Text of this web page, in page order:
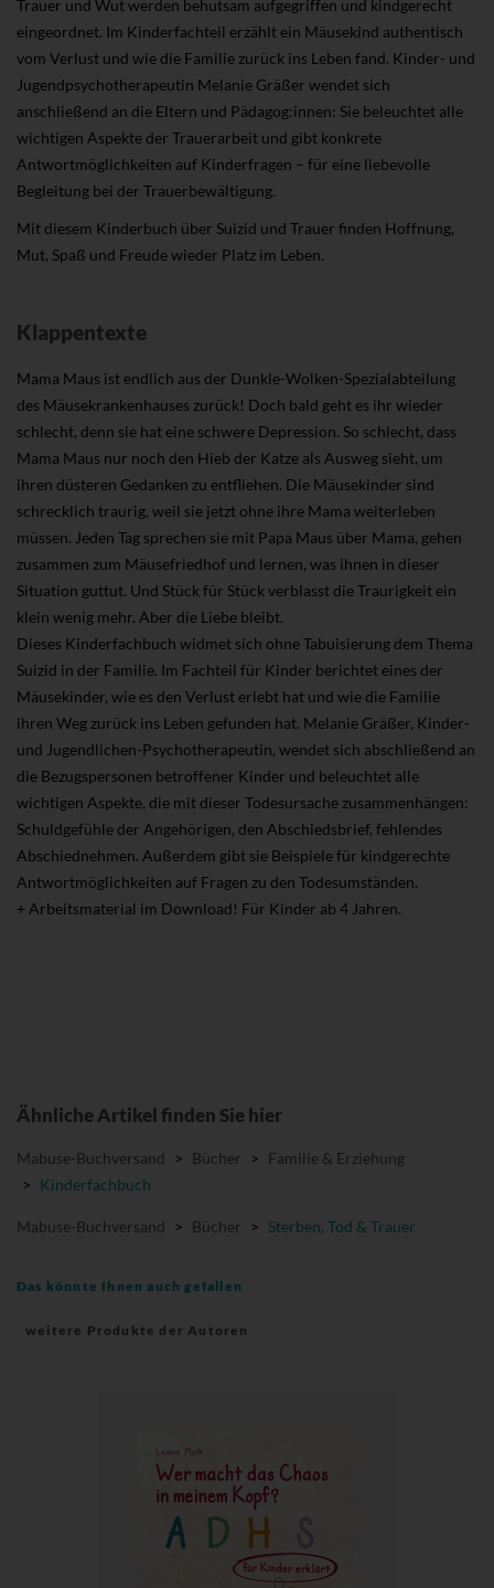
Trauer und Wut werden behutsam aufgegriffen und kindgerecht
eingeordnet. Im Kinderfachteil erzählt ein Mäusekind authentisch
vom Verlust und wie die Familie zurück ins Leben fand. Kinder- und
Jugendpsychotherapeutin Melanie Gräßer wendet sich
anschließend an die Eltern und Pädagog:innen: Sie beleuchtet alle
wichtigen Aspekte der Trauerarbeit und gibt konkrete
Antwortmöglichkeiten auf Kinderfragen – für eine liebevolle
Begleitung bei der Trauerbewältigung.
Mit diesem Kinderbuch über Suizid und Trauer finden Hoffnung,
Mut, Spaß und Freude wieder Platz im Leben.
Klappentexte
Mama Maus ist endlich aus der Dunkle-Wolken-Spezialabteilung
des Mäusekrankenhauses zurück! Doch bald geht es ihr wieder
schlecht, denn sie hat eine schwere Depression. So schlecht, dass
Mama Maus nur noch den Hieb der Katze als Ausweg sieht, um
ihren düsteren Gedanken zu entfliehen. Die Mäusekinder sind
schrecklich traurig, weil sie jetzt ohne ihre Mama weiterleben
müssen. Jeden Tag sprechen sie mit Papa Maus über Mama, gehen
zusammen zum Mäusefriedhof und lernen, was ihnen in dieser
Situation guttut. Und Stück für Stück verblasst die Traurigkeit ein
klein wenig mehr. Aber die Liebe bleibt.
Dieses Kinderfachbuch widmet sich ohne Tabuisierung dem Thema
Suizid in der Familie. Im Fachteil für Kinder berichtet eines der
Mäusekinder, wie es den Verlust erlebt hat und wie die Familie
ihren Weg zurück ins Leben gefunden hat. Melanie Gräßer, Kinder-
und Jugendlichen-Psychotherapeutin, wendet sich abschließend an
die Bezugspersonen betroffener Kinder und beleuchtet alle
wichtigen Aspekte, die mit dieser Todesursache zusammenhängen:
Schuldgefühle der Angehörigen, den Abschiedsbrief, fehlendes
Abschiednehmen. Außerdem gibt sie Beispiele für kindgerechte
Antwortmöglichkeiten auf Fragen zu den Todesumständen.
+ Arbeitsmaterial im Download! Für Kinder ab 4 Jahren.
Ähnliche Artikel finden Sie hier
Mabuse-Buchversand > Bücher > Familie & Erziehung
> Kinderfachbuch
Mabuse-Buchversand > Bücher > Sterben, Tod & Trauer
Das könnte Ihnen auch gefallen
weitere Produkte der Autoren